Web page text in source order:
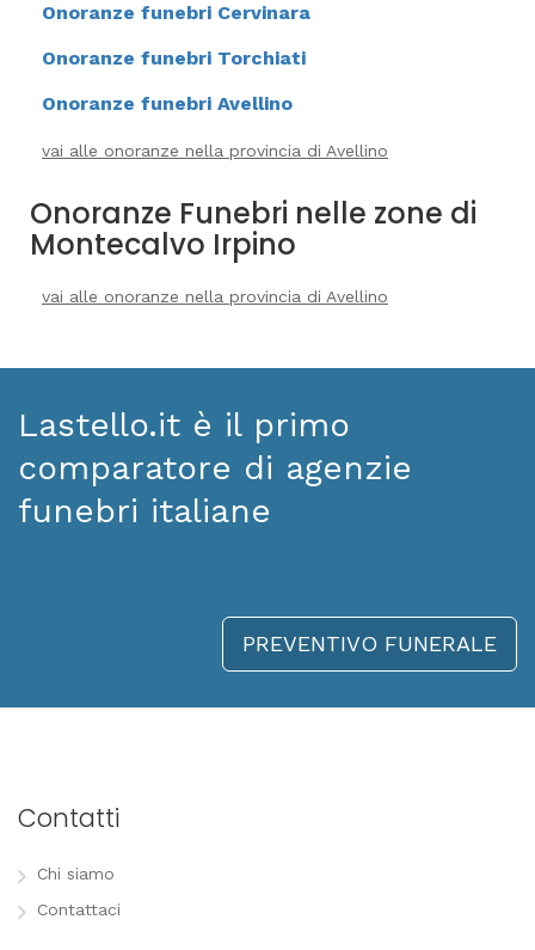
Onoranze funebri Cervinara
Onoranze funebri Torchiati
Onoranze funebri Avellino
vai alle onoranze nella provincia di Avellino
Onoranze Funebri nelle zone di
Montecalvo Irpino
vai alle onoranze nella provincia di Avellino
Lastello.it è il primo
comparatore di agenzie
funebri italiane
PREVENTIVO FUNERALE
Contatti
Chi siamo
Contattaci